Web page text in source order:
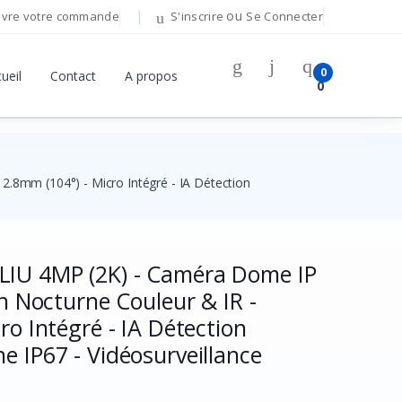
votre commande S'inscrire ou Se Connecter
Contact A propos 0
0
(104°) - Micro Intégré - IA Détection
4MP (2K) - Caméra Dome IP
Nocturne Couleur & IR -
Intégré - IA Détection
IP67 - Vidéosurveillance
Bonjour!
Mot de passe oublié ?
Se Connecter
Vous n'avez pas de compte ?